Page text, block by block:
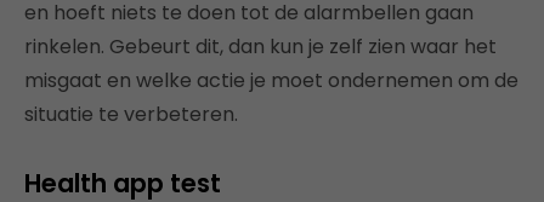
en hoeft niets te doen tot de alarmbellen gaan
rinkelen. Gebeurt dit, dan kun je zelf zien waar het
misgaat en welke actie je moet ondernemen om de
situatie te verbeteren.
Health app test